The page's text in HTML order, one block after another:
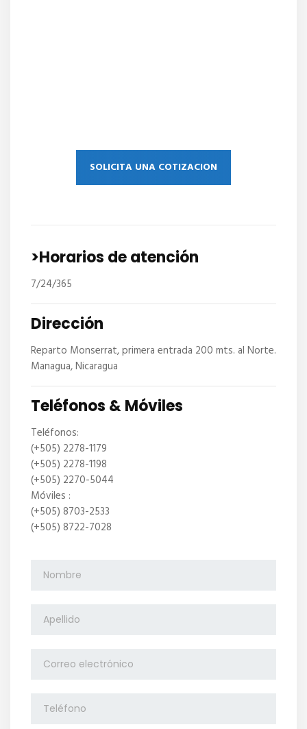
SOLICITA UNA COTIZACION
>Horarios de atención
7/24/365
Dirección
Reparto Monserrat, primera entrada 200 mts. al Norte.
Managua, Nicaragua
Teléfonos & Móviles
Teléfonos:
(+505) 2278-1179
(+505) 2278-1198
(+505) 2270-5044
Móviles :
(+505) 8703-2533
(+505) 8722-7028